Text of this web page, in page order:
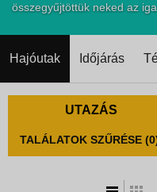
összegyűjtöttük neked az
Hajóutak Időjárás
UTAZÁS
TALÁLATOK SZŰRÉSE